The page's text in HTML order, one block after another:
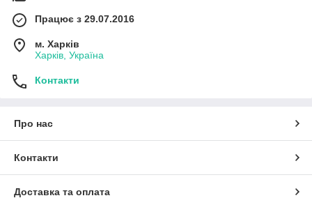
Працює з 29.07.2016
м. Харків
Харків, Україна
Контакти
Про нас
Контакти
Доставка та оплата